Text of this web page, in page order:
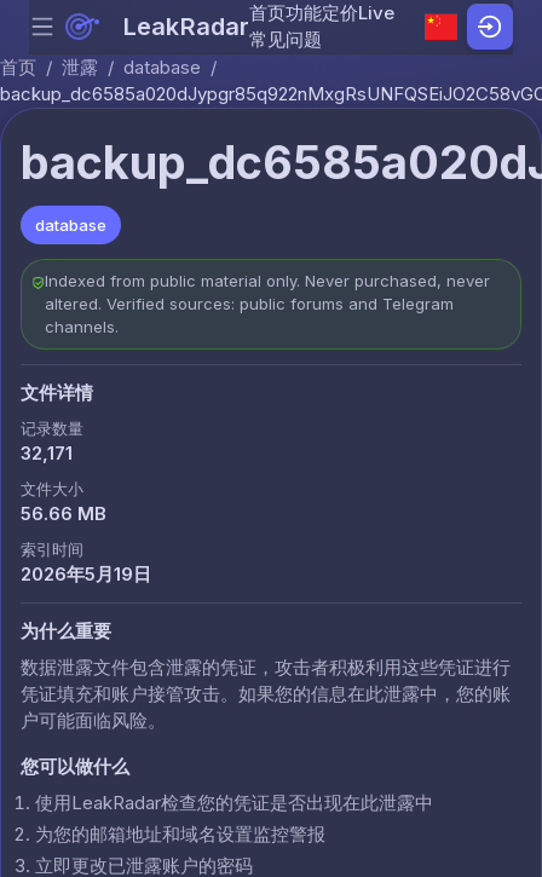
Skip to content
Menu LeakRadar首页功能定价Live
常见问题
首页 / 泄露 / database /
database
Indexed from public material only. Never purchased, never
altered. Verified sources: public forums and Telegram
channels.
文件详情
记录数量
32,171
文件大小
56.66 MB
索引时间
2026年5月19日
为什么重要
数据泄露文件包含泄露的凭证，攻击者积极利用这些凭证进行
凭证填充和账户接管攻击。如果您的信息在此泄露中，您的账
户可能面临风险。
您可以做什么
使用LeakRadar检查您的凭证是否出现在此泄露中
为您的邮箱地址和域名设置监控警报
立即更改已泄露账户的密码